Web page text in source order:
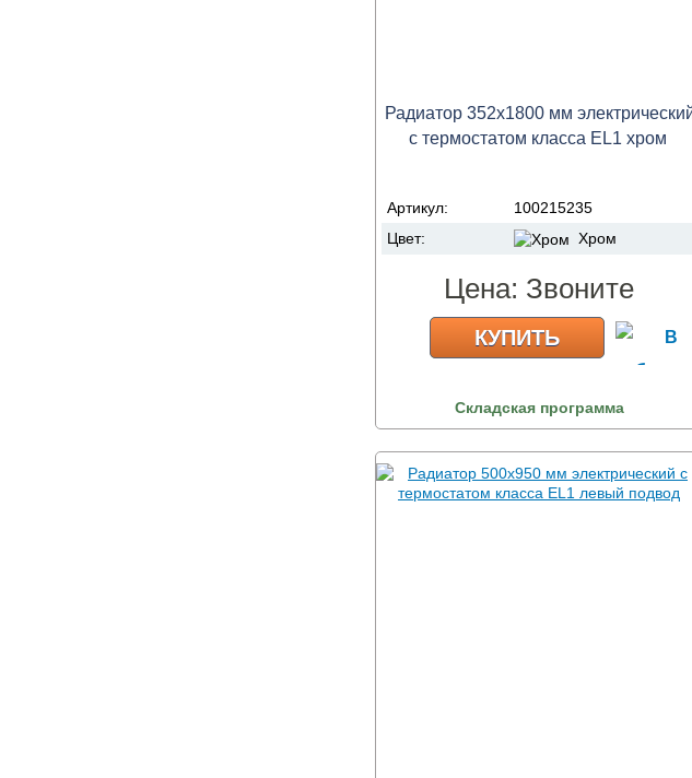
Радиатор 352х1800 мм
с термостатом класса EL1 хром
Артикул:
100215235
Цвет:
Хром
Цена: Звоните
КУПИТЬ
Складская программа